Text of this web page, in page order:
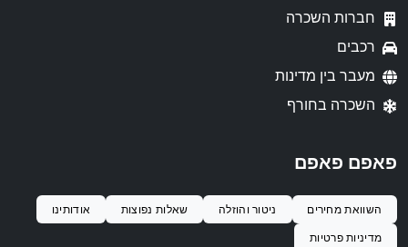
חברות השכרה
רכבים
מעבר בין מדינות
השכרה בחורף
פאפם פאפם
השוואת מחירים ניטור והוזלה שאלות נפוצות
אודותינו
מדיניות פרטיות